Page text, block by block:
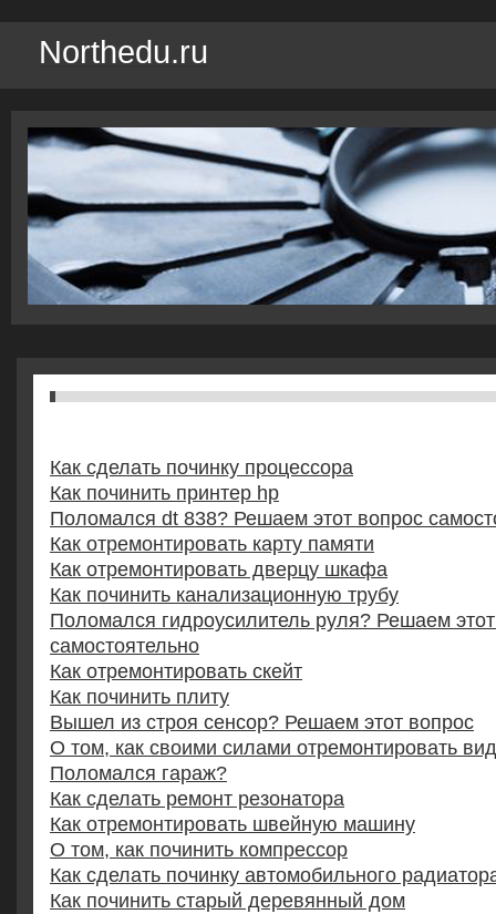
Northedu.ru
Как сделать починку процессора
Как починить принтер hp
Поломался dt 838? Решаем этот вопрос
Как отремонтировать карту памяти
Как отремонтировать дверцу шкафа
Как починить канализационную трубу
Поломался гидроусилитель руля? Решаем
самостоятельно
Как отремонтировать скейт
Как починить плиту
Вышел из строя сенсор? Решаем этот вопрос
О том, как своими силами отремонтировать
Поломался гараж?
Как сделать ремонт резонатора
Как отремонтировать швейную машину
О том, как починить компрессор
Как сделать починку автомобильного
Как починить старый деревянный дом